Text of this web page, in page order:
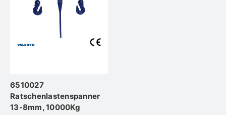
6510027
Ratschenlastenspanner
13-8mm, 10000Kg